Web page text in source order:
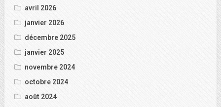
avril 2026
janvier 2026
décembre 2025
janvier 2025
novembre 2024
octobre 2024
août 2024